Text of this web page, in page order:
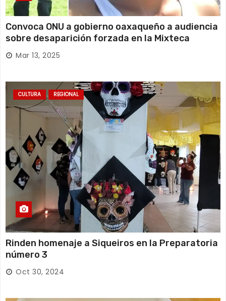
Convoca ONU a gobierno oaxaqueño a audiencia
sobre desaparición forzada en la Mixteca
Mar 13, 2025
CULTURA REGIONAL
Rinden homenaje a Siqueiros en la Preparatoria
número 3
Oct 30, 2024